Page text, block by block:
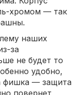
хромом — так
наших
за
не будет то
удобно,
фишка — защита
повернет